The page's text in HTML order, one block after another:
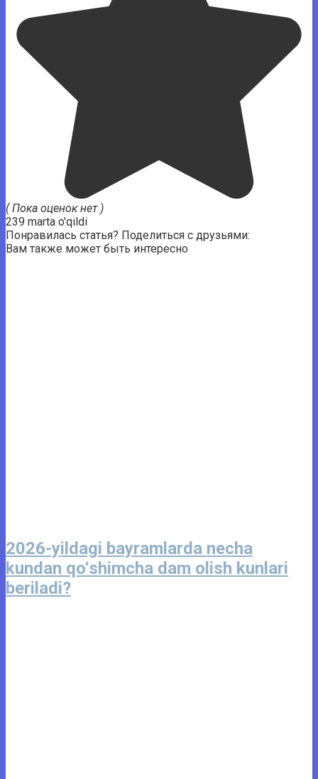
( Пока оценок нет )
239 marta o'qildi
Понравилась статья? Поделиться с друзьями:
Вам также может быть интересно
2026-yildagi bayramlarda necha
kundan qo‘shimcha dam olish kunlari
beriladi?